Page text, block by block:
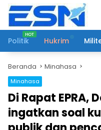
Langsung
konten
Politik
Hukrim
Beranda Minahasa
Minahasa
Di Rapat EPRA,
ingatkan soal